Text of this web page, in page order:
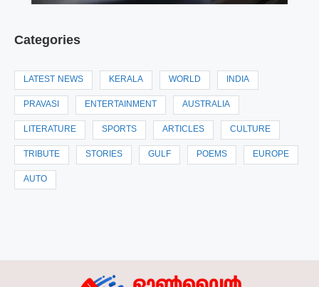
Categories
LATEST NEWS KERALA WORLD INDIA
PRAVASI ENTERTAINMENT AUSTRALIA
LITERATURE SPORTS ARTICLES CULTURE
TRIBUTE STORIES GULF POEMS EUROPE
AUTO